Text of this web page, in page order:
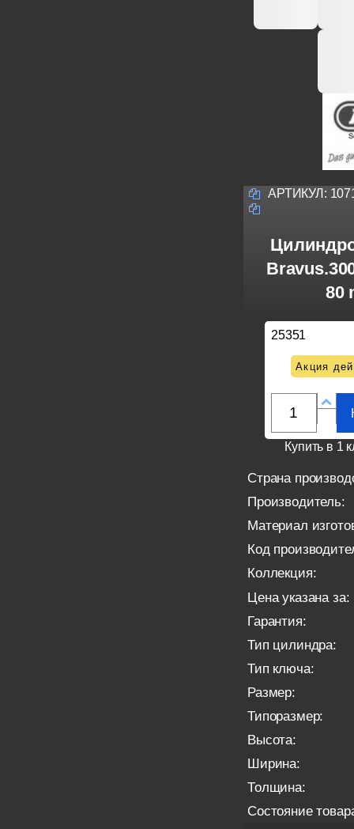
АРТИКУЛ:
80
25351
Акция
Купить в 1
Страна
Производитель:
Материал
Код
Коллекция:
Цена указана за:
Гарантия:
Тип цилиндра:
Тип ключа:
Размер:
Типоразмер:
Высота:
Ширина:
Толщина:
Состояние